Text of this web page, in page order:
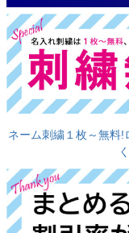
ネーム刺繍１枚～無料!